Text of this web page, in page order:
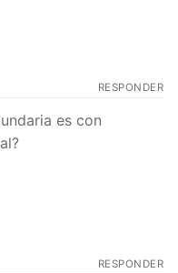
RESPONDER
es con
RESPONDER